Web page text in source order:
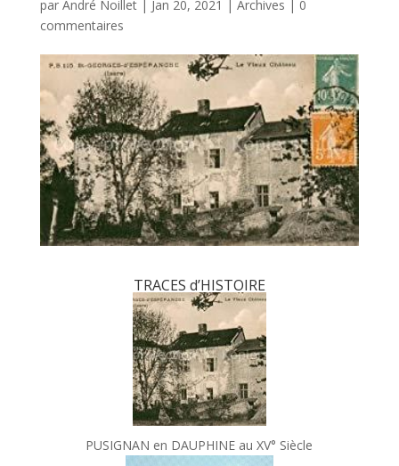
par André Noillet| Jan 20, 2021 | Archives | 0
commentaires
TRACES d’HISTOIRE
PUSIGNAN en DAUPHINE au XV° Siècle